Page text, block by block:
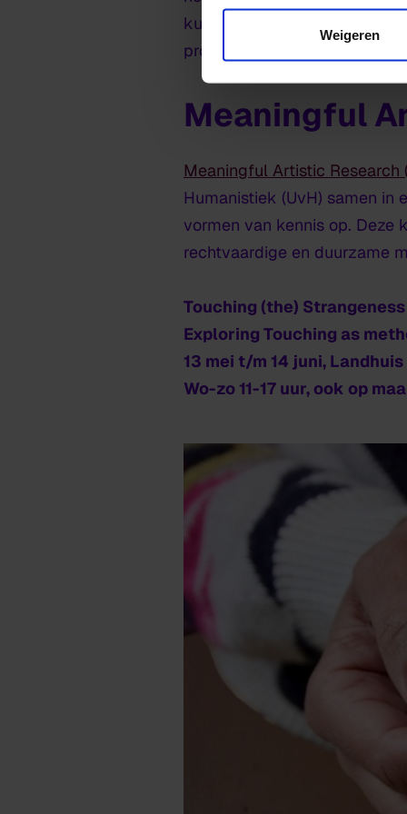
Weigeren
kunstpraktijk, waarin vragen
proces van maken, ervaren,
Meaningful
Meaningful Artistic Research
Humanistiek (UvH) samen
vormen van kennis op. Deze
rechtvaardige en duurzame
Touching (the) Strangeness
Exploring Touching as
13 mei t/m 14 juni,
Wo-zo 11-17 uur, ook op